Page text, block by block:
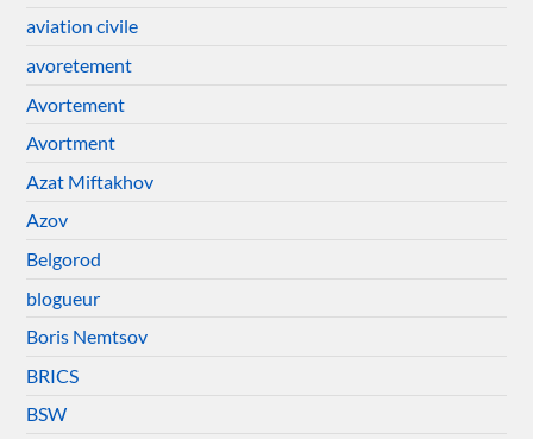
aviation civile
avoretement
Avortement
Avortment
Azat Miftakhov
Azov
Belgorod
blogueur
Boris Nemtsov
BRICS
BSW